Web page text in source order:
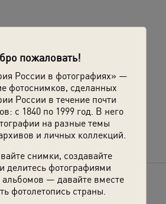
пожаловать!
России в фотографиях» —
фотоснимков, сделанных
России в течение почти
с 1840 по 1999 год. В него
на разные темы
и личных коллекций.
снимки, создавайте
делитесь фотографиями
— давайте вместе
фотолетопись страны.
Туркмения» с этой
друзьям об этом фото